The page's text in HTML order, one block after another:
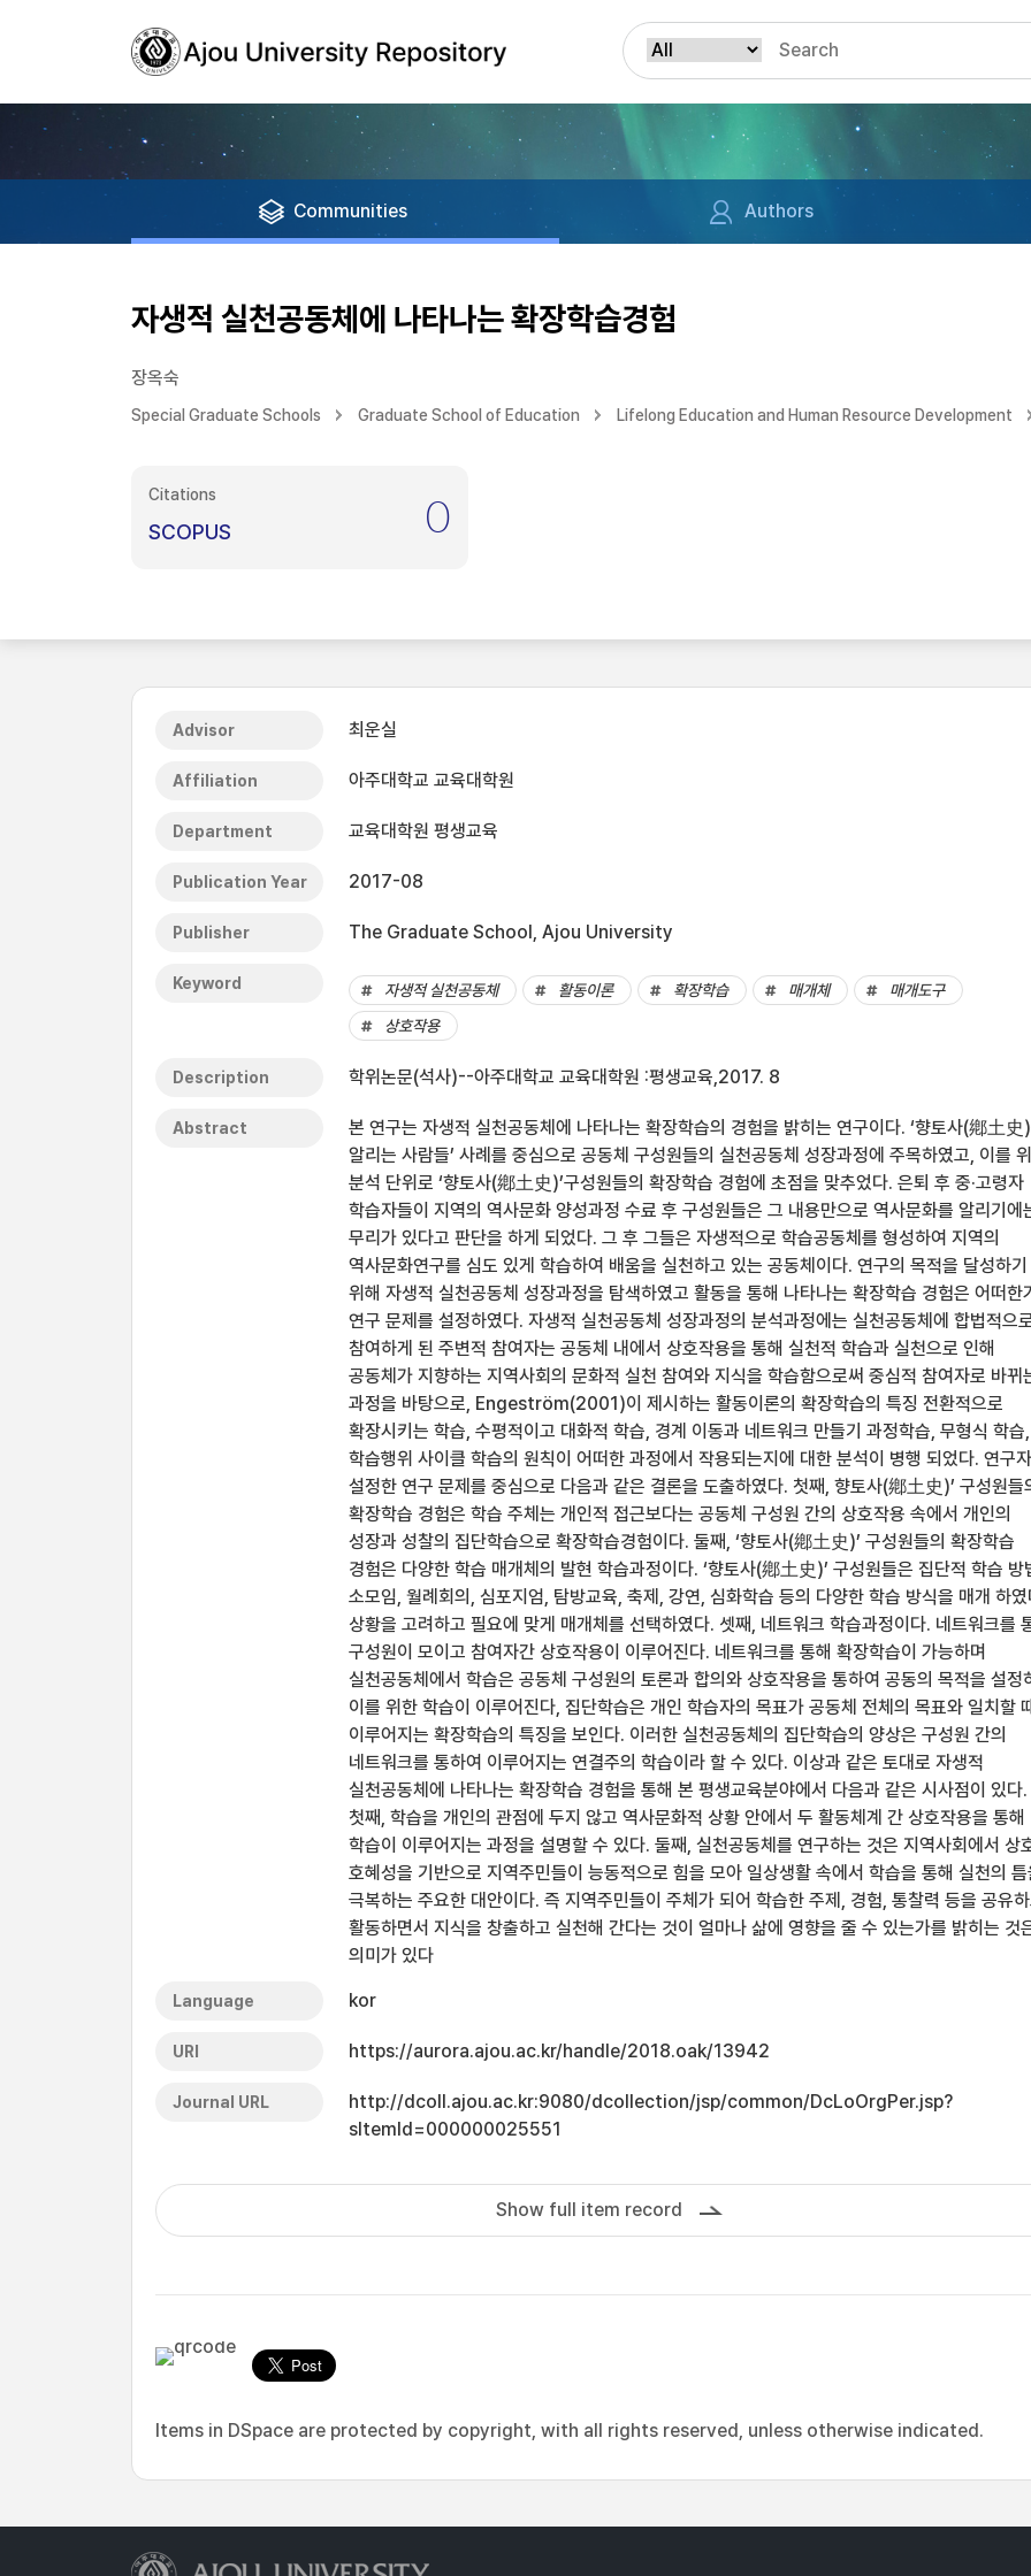
Communities Authors
자생적 실천공동체에 나타나는 확장학습경험
장옥숙
Special Graduate Schools Graduate School of Education Lifelong Education and Human Resource Development
Citations
SCOPUS 0
Advisor 최운실
Affiliation 아주대학교 교육대학원
Department 교육대학원 평생교육
Publication Year 2017-08
Publisher The Graduate School, Ajou University
Keyword 자생적 실천공동체 활동이론 확장학습 매개체
매개도구
상호작용
Description 학위논문(석사)--아주대학교 교육대학원 :평생교육,2017. 8
Abstract
본 연구는 자생적 실천공동체에 나타나는 확장학습의 경험을 밝히는 연구이다. ‘향토사(鄕土史
알리는 사람들’ 사례를 중심으로 공동체 구성원들의 실천공동체 성장과정에 주목하였고, 이를
분석 단위로 ‘향토사(鄕土史)’구성원들의 확장학습 경험에 초점을 맞추었다. 은퇴 후 중·고령자
학습자들이 지역의 역사문화 양성과정 수료 후 구성원들은 그 내용만으로 역사문화를 알리기에
무리가 있다고 판단을 하게 되었다. 그 후 그들은 자생적으로 학습공동체를 형성하여 지역의
역사문화연구를 심도 있게 학습하여 배움을 실천하고 있는 공동체이다. 연구의 목적을 달성하기
위해 자생적 실천공동체 성장과정을 탐색하였고 활동을 통해 나타나는 확장학습 경험은 어떠한
연구 문제를 설정하였다. 자생적 실천공동체 성장과정의 분석과정에는 실천공동체에 합법적으
참여하게 된 주변적 참여자는 공동체 내에서 상호작용을 통해 실천적 학습과 실천으로 인해
공동체가 지향하는 지역사회의 문화적 실천 참여와 지식을 학습함으로써 중심적 참여자로 바뀌
과정을 바탕으로, Engeström(2001)이 제시하는 활동이론의 확장학습의 특징 전환적으로
확장시키는 학습, 수평적이고 대화적 학습, 경계 이동과 네트워크 만들기 과정학습, 무형식 학습,
학습행위 사이클 학습의 원칙이 어떠한 과정에서 작용되는지에 대한 분석이 병행 되었다. 연구
설정한 연구 문제를 중심으로 다음과 같은 결론을 도출하였다. 첫째, 향토사(鄕土史)’ 구성원들
확장학습 경험은 학습 주체는 개인적 접근보다는 공동체 구성원 간의 상호작용 속에서 개인의
성장과 성찰의 집단학습으로 확장학습경험이다. 둘째, ‘향토사(鄕土史)’ 구성원들의 확장학습
경험은 다양한 학습 매개체의 발현 학습과정이다. ‘향토사(鄕土史)’ 구성원들은 집단적 학습 방
소모임, 월례회의, 심포지엄, 탐방교육, 축제, 강연, 심화학습 등의 다양한 학습 방식을 매개 하였
상황을 고려하고 필요에 맞게 매개체를 선택하였다. 셋째, 네트워크 학습과정이다. 네트워크를
구성원이 모이고 참여자간 상호작용이 이루어진다. 네트워크를 통해 확장학습이 가능하며
실천공동체에서 학습은 공동체 구성원의 토론과 합의와 상호작용을 통하여 공동의 목적을 설정
이를 위한 학습이 이루어진다, 집단학습은 개인 학습자의 목표가 공동체 전체의 목표와 일치할
이루어지는 확장학습의 특징을 보인다. 이러한 실천공동체의 집단학습의 양상은 구성원 간의
네트워크를 통하여 이루어지는 연결주의 학습이라 할 수 있다. 이상과 같은 토대로 자생적
실천공동체에 나타나는 확장학습 경험을 통해 본 평생교육분야에서 다음과 같은 시사점이 있다.
첫째, 학습을 개인의 관점에 두지 않고 역사문화적 상황 안에서 두 활동체계 간 상호작용을 통해
학습이 이루어지는 과정을 설명할 수 있다. 둘째, 실천공동체를 연구하는 것은 지역사회에서 상
호혜성을 기반으로 지역주민들이 능동적으로 힘을 모아 일상생활 속에서 학습을 통해 실천의 틈
극복하는 주요한 대안이다. 즉 지역주민들이 주체가 되어 학습한 주제, 경험, 통찰력 등을 공유
활동하면서 지식을 창출하고 실천해 간다는 것이 얼마나 삶에 영향을 줄 수 있는가를 밝히는 것
의미가 있다
Language kor
URI https://aurora.ajou.ac.kr/handle/2018.oak/13942
Journal URL
http://dcoll.ajou.ac.kr:9080/dcollection/jsp/common/DcLoOrgPer.jsp?
sItemId=000000025551
Show full item record
Items in DSpace are protected by copyright, with all rights reserved, unless otherwise indicated.